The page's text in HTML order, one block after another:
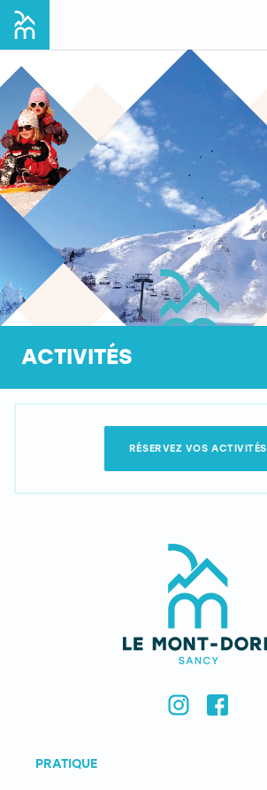
ACTIVITÉS
RÉSERVEZ VOS ACTIVITÉS
PRATIQUE